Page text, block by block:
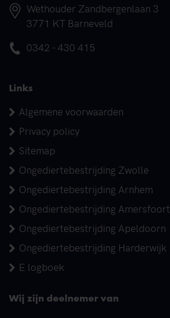
Adres
Wethouder Zandbergenlaan 3
3771 KT Barneveld
Telefoonnummer
0342 - 430 415
Links
Algemene voorwaarden
Privacy policy
Sitemap
Ongediertebestrijding Zwolle
Ongediertebestrijding Arnhem
Ongediertebestrijding Amersfoort
Ongediertebestrijding Apeldoorn
Ongediertebestrijding Harderwijk
E logboek
Wij zijn deelnemer van